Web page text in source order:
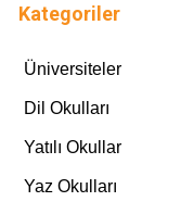
Kategoriler
Üniversiteler
Dil Okulları
Yatılı Okullar
Yaz Okulları